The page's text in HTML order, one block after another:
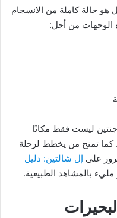
حالة كاملة من الانسجام
الوجهات من أجل:
ليست فقط مكانًا
كما تمنح من يخطط لرحلة
على إل شالتين: دليل
بالمشاهد الطبيعية.